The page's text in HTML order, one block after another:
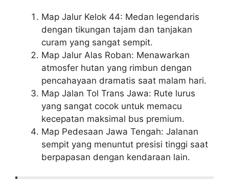
Map Jalur Kelok 44: Medan legendaris
dengan tikungan tajam dan tanjakan
curam yang sangat sempit.
Map Jalur Alas Roban: Menawarkan
atmosfer hutan yang rimbun dengan
pencahayaan dramatis saat malam hari.
Map Jalan Tol Trans Jawa: Rute lurus
yang sangat cocok untuk memacu
kecepatan maksimal bus premium.
Map Pedesaan Jawa Tengah: Jalanan
sempit yang menuntut presisi tinggi saat
berpapasan dengan kendaraan lain.